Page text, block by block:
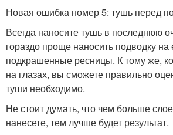
Новая ошибка номер 5: тушь перед
Всегда наносите тушь в последнюю
гораздо проще наносить подводку
подкрашенные ресницы. К тому же,
на глазах, вы сможете правильно
туши необходимо.
Не стоит думать, что чем больше
нанесете, тем лучше будет результат.